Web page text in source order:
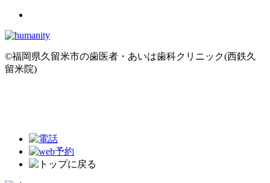
©福岡県久留米市の歯医者・あいは歯科クリニック(西鉄久
留米院)